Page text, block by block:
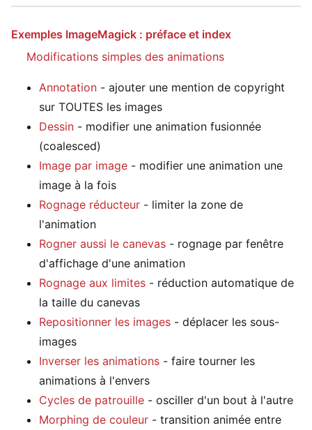
Exemples ImageMagick : préface et index
Modifications simples des animations
Annotation - ajouter une mention de copyright
sur TOUTES les images
Dessin - modifier une animation fusionnée
(coalesced)
Image par image - modifier une animation une
image à la fois
Rognage réducteur - limiter la zone de
l'animation
Rogner aussi le canevas - rognage par fenêtre
d'affichage d'une animation
Rognage aux limites - réduction automatique de
la taille du canevas
Repositionner les images - déplacer les sous-
images
Inverser les animations - faire tourner les
animations à l'envers
Cycles de patrouille - osciller d'un bout à l'autre
Morphing de couleur - transition animée entre